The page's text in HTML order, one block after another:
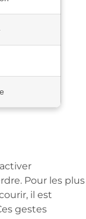
Pour les plus
il est
gestes